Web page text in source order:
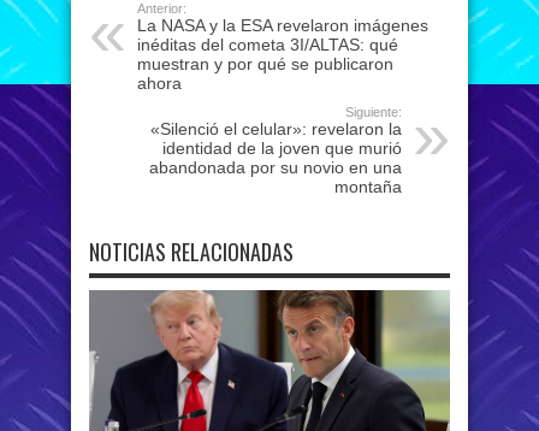
Anterior:
La NASA y la ESA revelaron imágenes
inéditas del cometa 3I/ALTAS: qué
muestran y por qué se publicaron
ahora
Siguiente:
«Silenció el celular»: revelaron la
identidad de la joven que murió
abandonada por su novio en una
montaña
NOTICIAS RELACIONADAS